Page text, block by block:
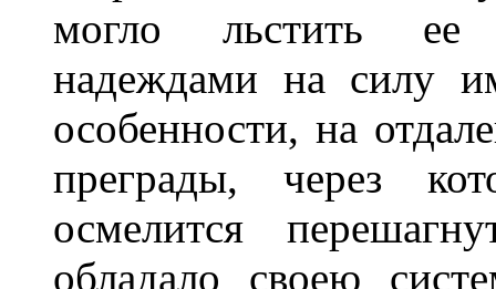
могло льстить ее
надеждами на силу
особенности, на
преграды, через
осмелится
обладало своею